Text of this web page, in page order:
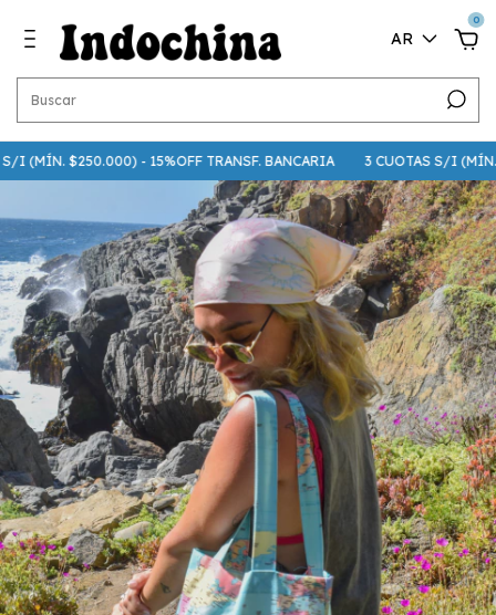
AR
0
$250.000) - 15%OFF TRANSF. BANCARIA 3 CUOTAS S/I (MÍN.